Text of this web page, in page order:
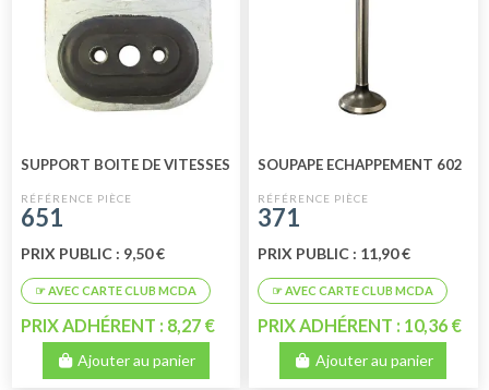
SUPPORT BOITE DE VITESSES
651
PRIX PUBLIC : 9,50 €
PRIX ADHÉRENT : 8,27 €
Ajouter au panier
SOUPAPE ECHAPPEMENT 602
371
PRIX PUBLIC : 11,90 €
PRIX ADHÉRENT : 10,36 €
Ajouter au panier